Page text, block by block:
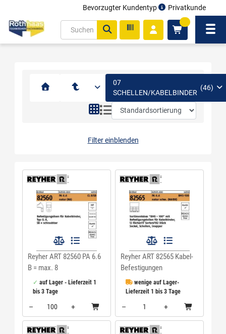
Bevorzugter Kundentyp Privatkunde
07
SCHELLEN/KABELBINDER
(46)
Filter einblenden
Reyher ART 82560 PA 6.6
B = max. 8
Befestigungsöse, natur,
SB CL8 VE=S
auf Lager - Lieferzeit 1
bis 3 Tage
–
+
Menge: 100
Reyher ART 82565 Kabel-
Befestigungen
Sortimentbox BMS-100
VE=S
wenige auf Lager-
Lieferzeit 1 bis 3 Tage
–
+
Menge: 1